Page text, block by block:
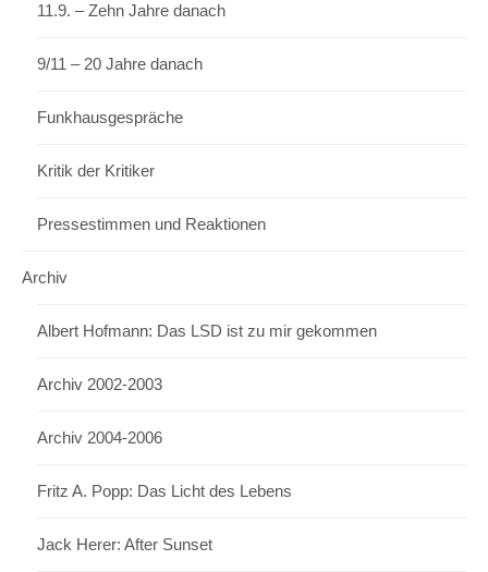
11.9. – Zehn Jahre danach
9/11 – 20 Jahre danach
Funkhausgespräche
Kritik der Kritiker
Pressestimmen und Reaktionen
Archiv
Albert Hofmann: Das LSD ist zu mir gekommen
Archiv 2002-2003
Archiv 2004-2006
Fritz A. Popp: Das Licht des Lebens
Jack Herer: After Sunset